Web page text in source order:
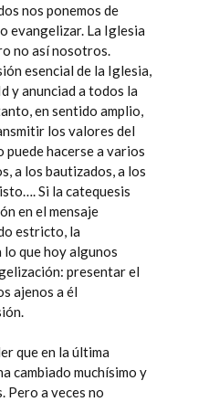
nos ponemos de
evangelizar. La Iglesia
no así nosotros.
esencial de la Iglesia,
y anunciad a todos la
en sentido amplio,
los valores del
hacerse a varios
a los bautizados, a los
Si la catequesis
en el mensaje
estricto, la
que hoy algunos
presentar el
ajenos a él
que en la última
cambiado muchísimo y
Pero a veces no